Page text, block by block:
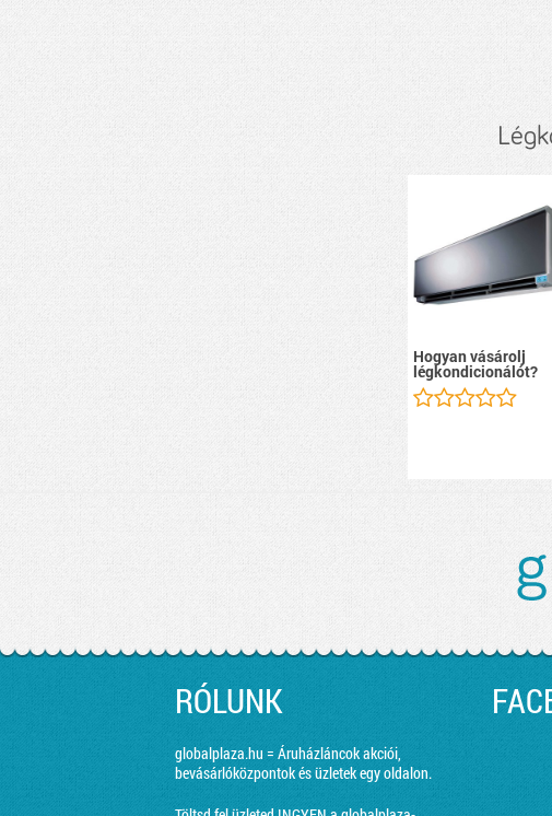
Hogyan vásárolj
légkondicionálót?
RÓLUNK
globalplaza.hu = Áruházláncok akciói,
bevásárlóközpontok és üzletek egy oldalon.